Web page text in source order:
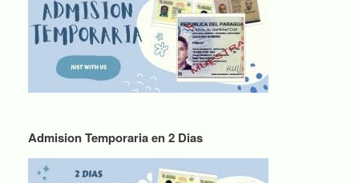
Admision Temporaria en 2 Dias